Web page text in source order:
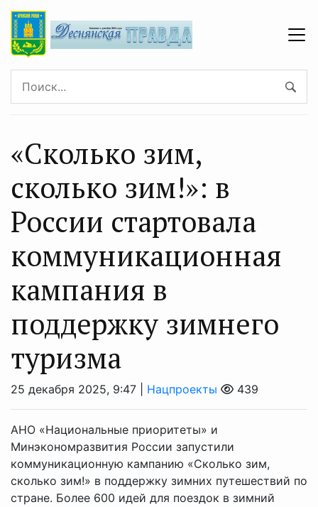
«Сколько зим,
сколько зим!»: в
России стартовала
коммуникационная
кампания в
поддержку зимнего
туризма
25 декабря 2025, 9:47 | Нацпроекты 439
АНО «Национальные приоритеты» и
Минэкономразвития России запустили
коммуникационную кампанию «Сколько зим,
сколько зим!» в поддержку зимних путешествий по
стране. Более 600 идей для поездок в зимний